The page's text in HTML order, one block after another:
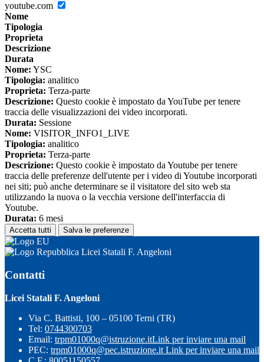
youtube.com
Nome
Tipologia
Proprieta
Descrizione
Durata
Nome: YSC
Tipologia: analitico
Proprieta: Terza-parte
Descrizione: Questo cookie è impostato da YouTube per tenere
traccia delle visualizzazioni dei video incorporati.
Durata: Sessione
Nome: VISITOR_INFO1_LIVE
Tipologia: analitico
Proprieta: Terza-parte
Descrizione: Questo cookie è impostato da Youtube per tenere
traccia delle preferenze dell'utente per i video di Youtube incorporati
nei siti; può anche determinare se il visitatore del sito web sta
utilizzando la nuova o la vecchia versione dell'interfaccia di
Youtube.
Durata: 6 mesi
Accetta tutti Salva le preferenze
Licei Statali F. Angeloni
Contatti
Licei Statali F. Angeloni
Via C. Battisti, 100 – 05100 Terni (TR)
Tel: 0744300703
Email: trpm01000q@istruzione.itLink per inviare una mail
PEC: trpm01000q@pec.istruzione.it Link per inviare una mail